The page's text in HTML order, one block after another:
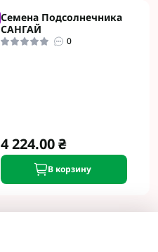
Семена Подсолнечника
САНГАЙ
0
4 224.00 ₴
В корзину